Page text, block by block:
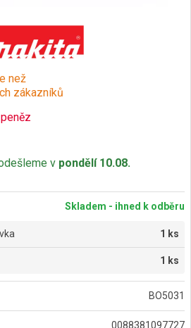
než
zákazníků
v pondělí 10.08.
Skladem - ihned k odběru
1 ks
1 ks
BO5031
0088381097727